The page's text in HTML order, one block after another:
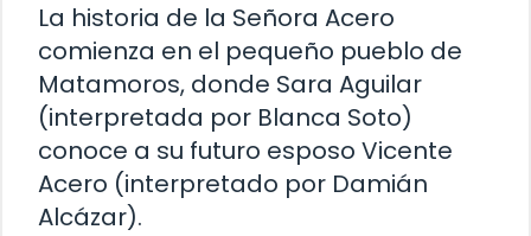
La historia de la Señora Acero
comienza en el pequeño pueblo de
Matamoros, donde Sara Aguilar
(interpretada por Blanca Soto)
conoce a su futuro esposo Vicente
Acero (interpretado por Damián
Alcázar).